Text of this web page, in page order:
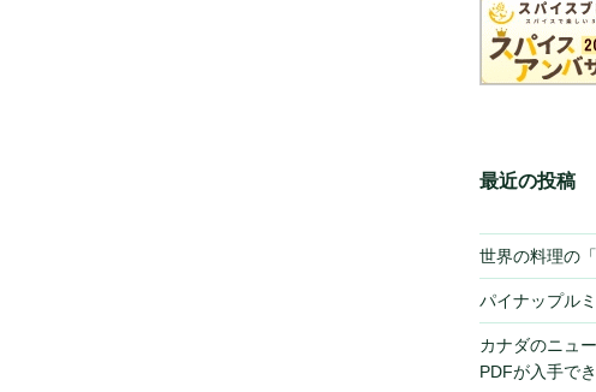
最近の投稿
世界の料理の
パイナップル
カナダのニュ
PDFが入手で